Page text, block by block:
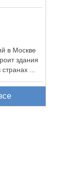
в Москве
здания
...